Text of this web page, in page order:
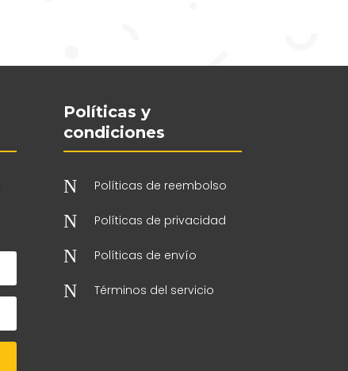
Políticas y
condiciones
N Políticas de reembolso
N Políticas de privacidad
N Políticas de envío
N Términos del servicio